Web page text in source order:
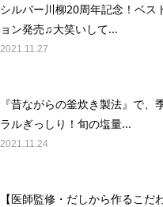
シルバー川柳20周年記念！ベス
ョン発売♫大笑いして...
2021.11.27
『昔ながらの釜炊き製法』で、
ラルぎっしり！旬の塩量...
2021.11.24
【医師監修・だしから作るこだ